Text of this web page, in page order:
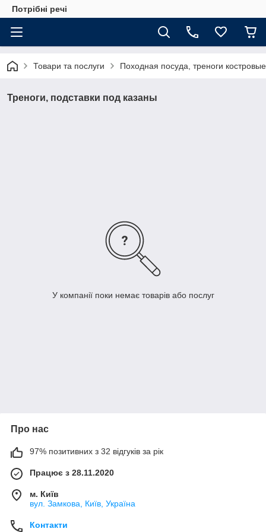
Потрібні речі
Товари та послуги Походная посуда, треноги костровые
Треноги, подставки под казаны
У компанії поки немає товарів або послуг
Про нас
97% позитивних з 32 відгуків за рік
Працює з 28.11.2020
м. Київ
вул. Замкова, Київ, Україна
Контакти